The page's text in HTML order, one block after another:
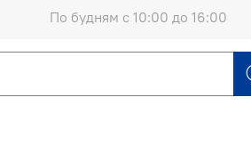
По будням с 10:00 до 16:00